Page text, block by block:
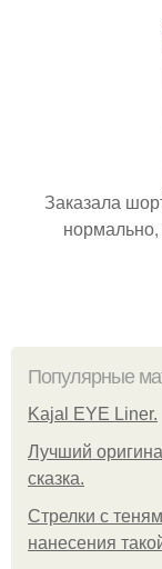
Заказала
Популярные
Kajal EYE Liner.
Лучший
сказка.
Стрелки с
нанесения